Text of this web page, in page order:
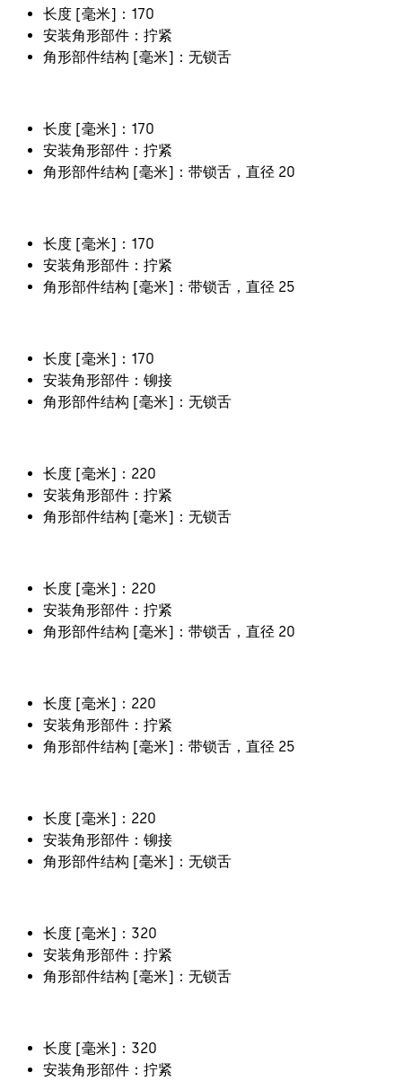
长度 [毫米]：170
安装角形部件：拧紧
角形部件结构 [毫米]：无锁舌
长度 [毫米]：170
安装角形部件：拧紧
角形部件结构 [毫米]：带锁舌，直径 20
长度 [毫米]：170
安装角形部件：拧紧
角形部件结构 [毫米]：带锁舌，直径 25
长度 [毫米]：170
安装角形部件：铆接
角形部件结构 [毫米]：无锁舌
长度 [毫米]：220
安装角形部件：拧紧
角形部件结构 [毫米]：无锁舌
长度 [毫米]：220
安装角形部件：拧紧
角形部件结构 [毫米]：带锁舌，直径 20
长度 [毫米]：220
安装角形部件：拧紧
角形部件结构 [毫米]：带锁舌，直径 25
长度 [毫米]：220
安装角形部件：铆接
角形部件结构 [毫米]：无锁舌
长度 [毫米]：320
安装角形部件：拧紧
角形部件结构 [毫米]：无锁舌
长度 [毫米]：320
安装角形部件：拧紧